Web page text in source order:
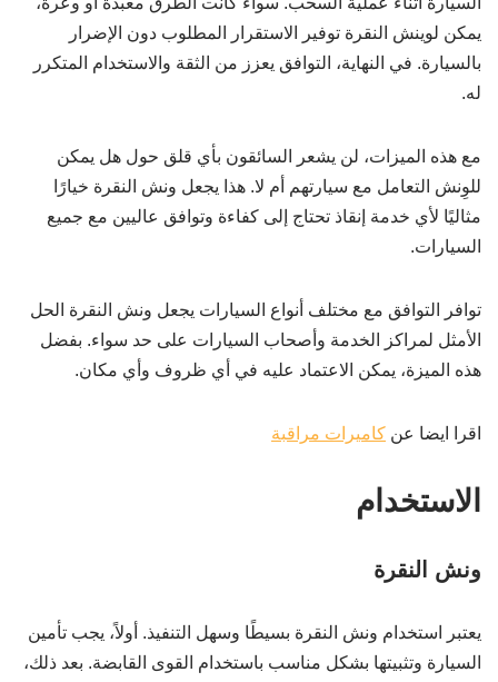
يمكن لوينش النقرة توفير الاستقرار المطلوب دون الإضرار
بالسيارة. في النهاية، التوافق يعزز من الثقة والاستخدام المتكرر
له.
مع هذه الميزات، لن يشعر السائقون بأي قلق حول هل يمكن
للوِنش التعامل مع سيارتهم أم لا. هذا يجعل ونش النقرة خيارًا
مثاليًا لأي خدمة إنقاذ تحتاج إلى كفاءة وتوافق عاليين مع جميع
السيارات.
توافر التوافق مع مختلف أنواع السيارات يجعل ونش النقرة الحل
الأمثل لمراكز الخدمة وأصحاب السيارات على حد سواء. بفضل
هذه الميزة، يمكن الاعتماد عليه في أي ظروف وأي مكان.
اقرا ايضا عن كاميرات مراقبة
الاستخدام
ونش النقرة
يعتبر استخدام ونش النقرة بسيطًا وسهل التنفيذ. أولاً، يجب تأمين
السيارة وتثبيتها بشكل مناسب باستخدام القوى القابضة. بعد ذلك،